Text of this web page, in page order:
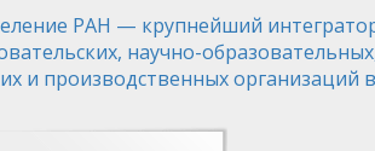
РАН — крупнейший
научно-
и производственных организаций